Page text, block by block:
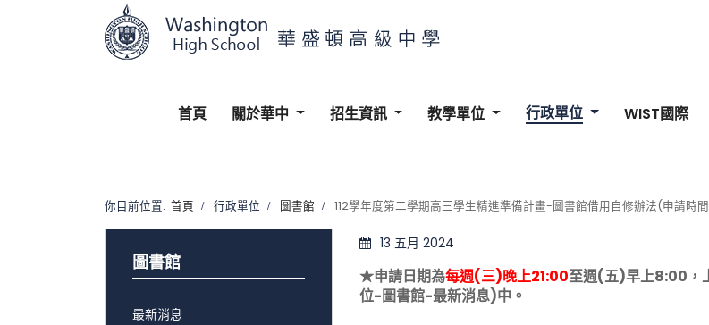
首頁 關於華中 招生資訊 教學單位 行政單位 WIST國際
你目前位置: 首頁 行政單位 圖書館 112學年度第二學期高三學生精進準備計畫-圖書館借用自修辦法(申請時
13 五月 2024
★申請日期為每週(三)晚上21:00至週(五)早上8:00，
位-圖書館-最新消息)中。
圖書館
最新消息